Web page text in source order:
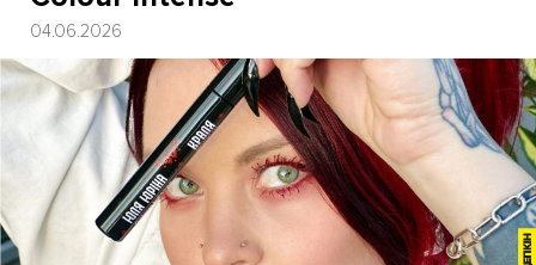
04.06.2026